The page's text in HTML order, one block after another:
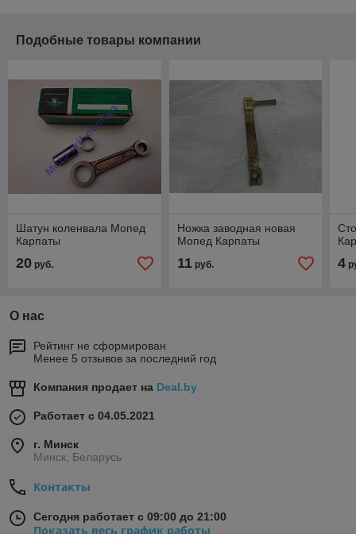
Подобные товары компании
Шатун коленвала Мопед
Карпаты
20 руб.
Ножка заводная новая
Мопед Карпаты
11руб. 4
О нас
Рейтинг не сформирован
Менее 5 отзывов за последний год
Компания продает на Deal.by
Работает с 04.05.2021
г. Минск
Минск, Беларусь
Контакты
Сегодня работает с 09:00 до 21:00
Показать весь график работы